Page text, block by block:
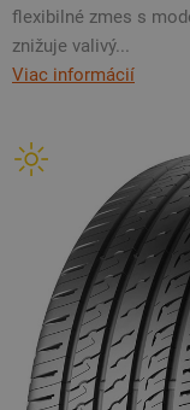
flexibilné zmes s
znižuje valivý...
Viac informácií